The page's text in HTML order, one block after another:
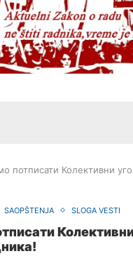
потписати Колективни
SAOPŠTENJA SLOGA VESTI